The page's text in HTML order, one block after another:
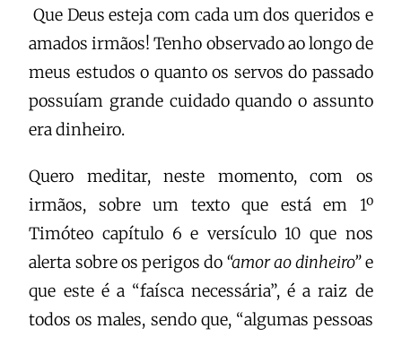
Que Deus esteja com cada um dos queridos e
amados irmãos! Tenho observado ao longo de
meus estudos o quanto os servos do passado
possuíam grande cuidado quando o assunto
era dinheiro.
Quero meditar, neste momento, com os
irmãos, sobre um texto que está em 1º
Timóteo capítulo 6 e versículo 10 que nos
alerta sobre os perigos do “amor ao dinheiro”e
que este é a “faísca necessária”, é a raiz de
todos os males, sendo que, “algumas pessoas